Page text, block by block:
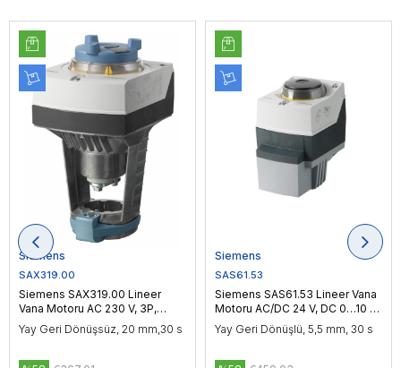
Siemens
SAX319.00
Siemens SAX319.00 Lineer
Vana Motoru AC 230 V, 3P,
Yüzer Kontrol, 800 N
Yay Geri Dönüşsüz, 20 mm,30 s
Siemens
SAS61.53
Siemens SAS61.53 Lineer Vana
Motoru AC/DC 24 V, DC 0…10 V
/ DC 4…20 mA, Oransal Kontrol,
400 N
Yay Geri Dönüşlü, 5,5 mm, 30 s